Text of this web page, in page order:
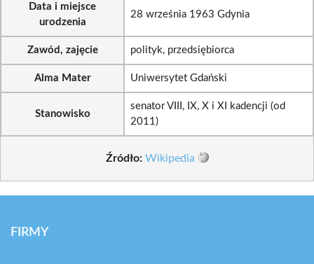
Data i miejsce
urodzenia
28 września 1963 Gdynia
Zawód, zajęcie polityk, przedsiębiorca
Alma Mater Uniwersytet Gdański
Stanowisko
senator VIII, IX, X i XI kadencji (od
2011)
Źródło: Wikipedia
FIRMY